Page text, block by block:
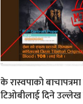
के रास्वपाको
टिओबीलाई दिने